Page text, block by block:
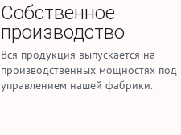
Собственное
производство
Вся продукция выпускается на
производственных мощностях под
управлением нашей фабрики.